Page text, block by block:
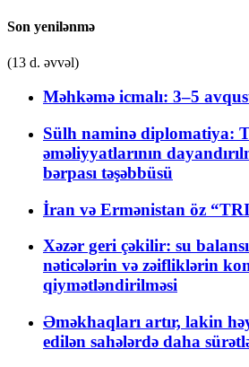
Son yenilənmə
(13 d. əvvəl)
Məhkəmə icmalı: 3–5
Sülh naminə diplomatiya:
əməliyyatlarının
bərpası təşəbbüsü
İran və Ermənistan öz
Xəzər geri çəkilir: su
nəticələrin və zəifliklərin
qiymətləndirilməsi
Əməkhaqları artır, lakin
edilən sahələrdə daha